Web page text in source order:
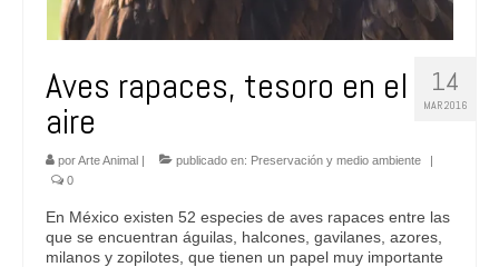
14
MAR 2016
Aves rapaces, tesoro en el
aire
porArte Animal | publicado en: Preservación y medio ambiente
|
0
En México existen 52 especies de aves rapaces entre las
que se encuentran águilas, halcones, gavilanes, azores,
milanos y zopilotes, que tienen un papel muy importante